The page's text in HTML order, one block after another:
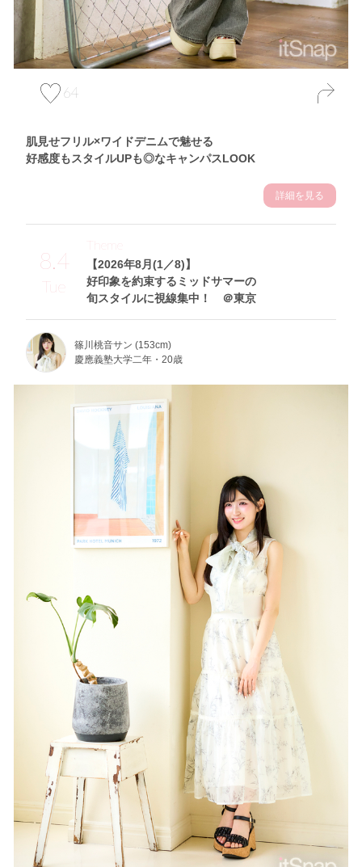
64
肌見せフリル×ワイドデニムで魅せる
好感度もスタイルUPも◎なキャンパスLOOK
詳細を見る
8.4
Tue
【2026年8月(1／8)】
好印象を約束するミッドサマーの
旬スタイルに視線集中！ ＠東京
Theme
篠川桃音サン (153cm)
慶應義塾大学二年・20歳